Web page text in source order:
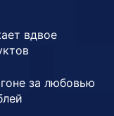
вдвое
за любовью